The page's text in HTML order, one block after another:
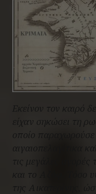
είχαν σηκώσει τη
οποίο
αιγαιοπελαγίτικα
της Αικατερίνης,